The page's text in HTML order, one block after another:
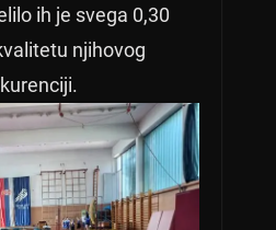
ih je svega 0,30
njihovog